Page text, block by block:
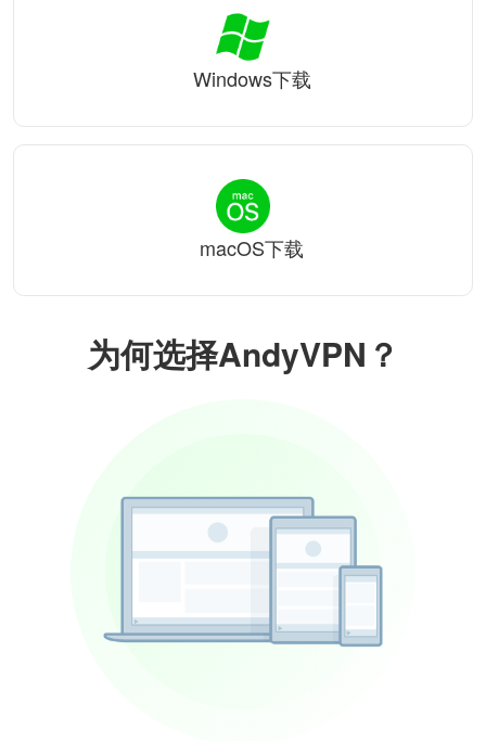
为何选择AndyVPN？
Windows下载
macOS下载